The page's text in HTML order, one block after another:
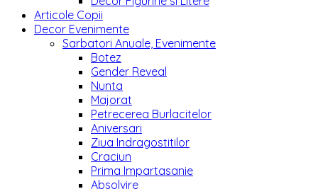
Articole Copii
Decor Evenimente
Sarbatori Anuale, Evenimente
Botez
Gender Reveal
Nunta
Majorat
Petrecerea Burlacitelor
Aniversari
Ziua Indragostitilor
Craciun
Prima Impartasanie
Absolvire